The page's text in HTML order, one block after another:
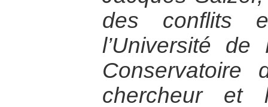
des conflits
l’Université
Conservatoire
chercheur et